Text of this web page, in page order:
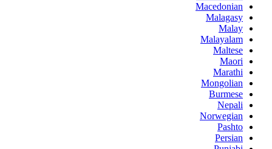
Macedonian
Malagasy
Malay
Malayalam
Maltese
Maori
Marathi
Mongolian
Burmese
Nepali
Norwegian
Pashto
Persian